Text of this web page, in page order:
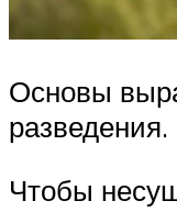
Основы
разведения.
Чтобы